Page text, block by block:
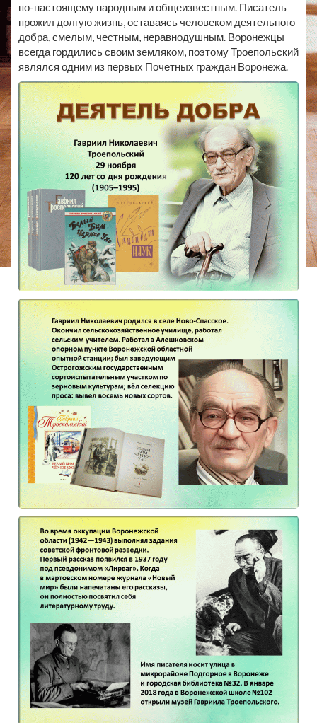
по-настоящему народным и общеизвестным. Писатель
прожил долгую жизнь, оставаясь человеком деятельного
добра, смелым, честным, неравнодушным. Воронежцы
всегда гордились своим земляком, поэтому Троепольский
являлся одним из первых Почетных граждан Воронежа.